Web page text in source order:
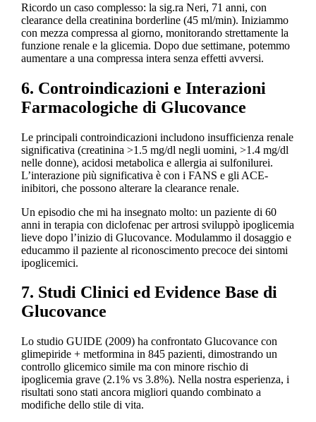
Ricordo un caso complesso: la sig.ra Neri, 71 anni, con
clearance della creatinina borderline (45 ml/min). Iniziammo
con mezza compressa al giorno, monitorando strettamente la
funzione renale e la glicemia. Dopo due settimane, potemmo
aumentare a una compressa intera senza effetti avversi.
6. Controindicazioni e Interazioni
Farmacologiche di Glucovance
Le principali controindicazioni includono insufficienza renale
significativa (creatinina >1.5 mg/dl negli uomini, >1.4 mg/dl
nelle donne), acidosi metabolica e allergia ai sulfonilurei.
L’interazione più significativa è con i FANS e gli ACE-
inibitori, che possono alterare la clearance renale.
Un episodio che mi ha insegnato molto: un paziente di 60
anni in terapia con diclofenac per artrosi sviluppò ipoglicemia
lieve dopo l’inizio di Glucovance. Modulammo il dosaggio e
educammo il paziente al riconoscimento precoce dei sintomi
ipoglicemici.
7. Studi Clinici ed Evidence Base di
Glucovance
Lo studio GUIDE (2009) ha confrontato Glucovance con
glimepiride + metformina in 845 pazienti, dimostrando un
controllo glicemico simile ma con minore rischio di
ipoglicemia grave (2.1% vs 3.8%). Nella nostra esperienza, i
risultati sono stati ancora migliori quando combinato a
modifiche dello stile di vita.